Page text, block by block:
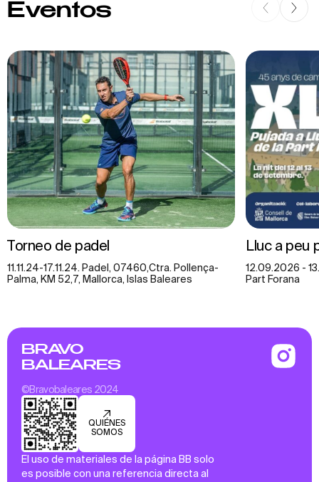
Eventos
Torneo de padel
11.11.24-17.11.24. Padel, 07460,Ctra. Pollença-
Palma, KM 52,7, Mallorca, Islas Baleares
Lluc a peu
12.09.2026 -
Part Forana
BRAVO
BALEARES
©Bravobaleares 2024
QUIÉNES
SOMOS
El uso de materiales de la página BB solo
es posible con una referencia directa al